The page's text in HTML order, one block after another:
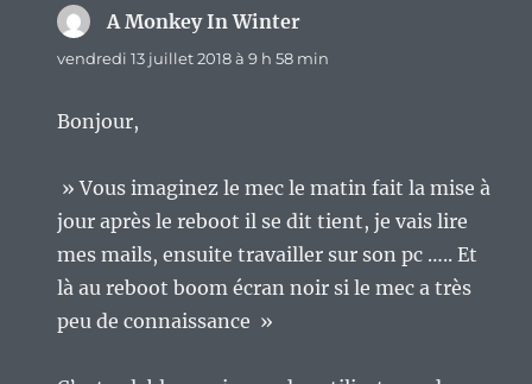
A Monkey In Winter
vendredi 13 juillet 2018 à 9 h 58 min
Bonjour,
» Vous imaginez le mec le matin fait la mise à
jour après le reboot il se dit tient, je vais lire
mes mails, ensuite travailler sur son pc ….. Et
là au reboot boom écran noir si le mec a très
peu de connaissance »